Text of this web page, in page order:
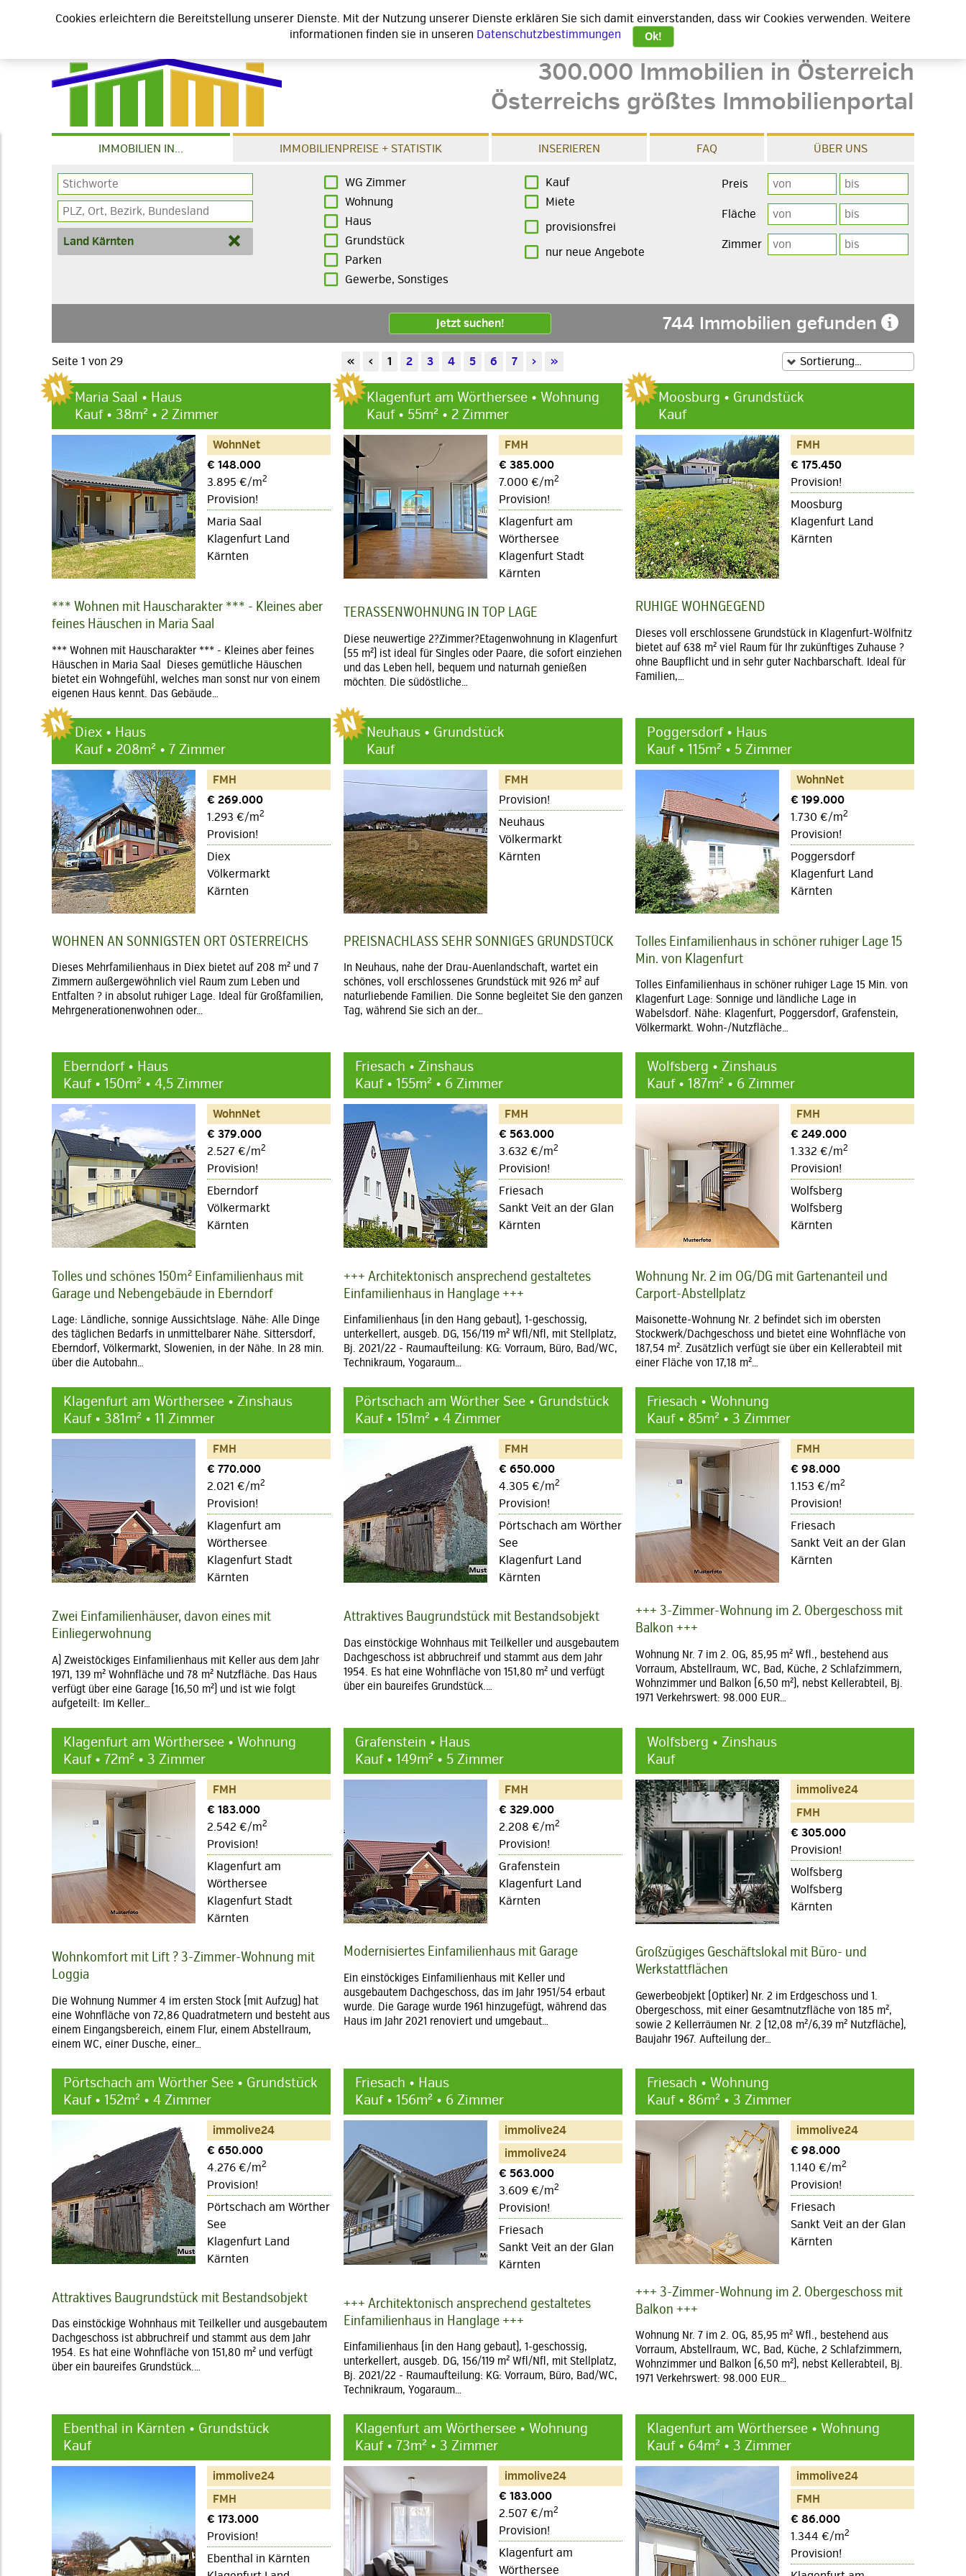
300.000 Immobilien in Österreich
Österreichs größtes Immobilienportal
IMMOBILIEN IN... IMMOBILIENPREISE + STATISTIK INSERIEREN FAQ ÜBER UNS
Land Kärnten
WG Zimmer
Wohnung
Haus
Grundstück
Parken
Gewerbe, Sonstiges
Kauf
Miete
provisionsfrei
nur neue Angebote
Preis
Fläche
Zimmer
Jetzt suchen! 744 Immobilien gefunden
Seite 1 von 29 « ‹ 1 2 3 4 5 6 7 › »
Maria Saal • Haus
Kauf • 38m² • 2 Zimmer
WohnNet
€ 148.000
3.895 €/m2
Provision!
Maria Saal
Klagenfurt Land
Kärnten
*** Wohnen mit Hauscharakter *** - Kleines aber
feines Häuschen in Maria Saal
*** Wohnen mit Hauscharakter *** - Kleines aber feines
Häuschen in Maria Saal Dieses gemütliche Häuschen
bietet ein Wohngefühl, welches man sonst nur von einem
eigenen Haus kennt. Das Gebäude…
Klagenfurt am Wörthersee • Wohnung
Kauf • 55m² • 2 Zimmer
FMH
€ 385.000
7.000 €/m2
Provision!
Klagenfurt am
Wörthersee
Klagenfurt Stadt
Kärnten
TERASSENWOHNUNG IN TOP LAGE
Diese neuwertige 2?Zimmer?Etagenwohnung in Klagenfurt
(55 m²) ist ideal für Singles oder Paare, die sofort einziehen
und das Leben hell, bequem und naturnah genießen
möchten. Die südöstliche…
Moosburg • Grundstück
Kauf
FMH
€ 175.450
Provision!
Moosburg
Klagenfurt Land
Kärnten
RUHIGE WOHNGEGEND
Dieses voll erschlossene Grundstück in Klagenfurt-Wölfnitz
bietet auf 638 m² viel Raum für Ihr zukünftiges Zuhause ?
ohne Baupflicht und in sehr guter Nachbarschaft. Ideal für
Familien,…
Diex • Haus
Kauf • 208m² • 7 Zimmer
FMH
€ 269.000
1.293 €/m2
Provision!
Diex
Völkermarkt
Kärnten
WOHNEN AN SONNIGSTEN ORT ÖSTERREICHS
Dieses Mehrfamilienhaus in Diex bietet auf 208 m² und 7
Zimmern außergewöhnlich viel Raum zum Leben und
Entfalten ? in absolut ruhiger Lage. Ideal für Großfamilien,
Mehrgenerationenwohnen oder…
Neuhaus • Grundstück
Kauf
FMH
Provision!
Neuhaus
Völkermarkt
Kärnten
PREISNACHLASS SEHR SONNIGES GRUNDSTÜCK
In Neuhaus, nahe der Drau-Auenlandschaft, wartet ein
schönes, voll erschlossenes Grundstück mit 926 m² auf
naturliebende Familien. Die Sonne begleitet Sie den ganzen
Tag, während Sie sich an der…
Poggersdorf • Haus
Kauf • 115m² • 5 Zimmer
WohnNet
€ 199.000
1.730 €/m2
Provision!
Poggersdorf
Klagenfurt Land
Kärnten
Tolles Einfamilienhaus in schöner ruhiger Lage 15
Min. von Klagenfurt
Tolles Einfamilienhaus in schöner ruhiger Lage 15 Min. von
Klagenfurt Lage: Sonnige und ländliche Lage in
Wabelsdorf. Nähe: Klagenfurt, Poggersdorf, Grafenstein,
Völkermarkt. Wohn-/Nutzfläche…
Eberndorf • Haus
Kauf • 150m² • 4,5 Zimmer
WohnNet
€ 379.000
2.527 €/m2
Provision!
Eberndorf
Völkermarkt
Kärnten
Tolles und schönes 150m² Einfamilienhaus mit
Garage und Nebengebäude in Eberndorf
Lage: Ländliche, sonnige Aussichtslage. Nähe: Alle Dinge
des täglichen Bedarfs in unmittelbarer Nähe. Sittersdorf,
Eberndorf, Völkermarkt, Slowenien, in der Nähe. In 28 min.
über die Autobahn…
Friesach • Zinshaus
Kauf • 155m² • 6 Zimmer
FMH
€ 563.000
3.632 €/m2
Provision!
Friesach
Sankt Veit an der Glan
Kärnten
+++ Architektonisch ansprechend gestaltetes
Einfamilienhaus in Hanglage +++
Einfamilienhaus (in den Hang gebaut), 1-geschossig,
unterkellert, ausgeb. DG, 156/119 m² Wfl/Nfl, mit Stellplatz,
Bj. 2021/22 - Raumaufteilung: KG: Vorraum, Büro, Bad/WC,
Technikraum, Yogaraum…
Wolfsberg • Zinshaus
Kauf • 187m² • 6 Zimmer
FMH
€ 249.000
1.332 €/m2
Provision!
Wolfsberg
Wolfsberg
Kärnten
Wohnung Nr. 2 im OG/DG mit Gartenanteil und
Carport-Abstellplatz
Maisonette-Wohnung Nr. 2 befindet sich im obersten
Stockwerk/Dachgeschoss und bietet eine Wohnfläche von
187,54 m². Zusätzlich verfügt sie über ein Kellerabteil mit
einer Fläche von 17,18 m²…
Klagenfurt am Wörthersee • Zinshaus
Kauf • 381m² • 11 Zimmer
FMH
€ 770.000
2.021 €/m2
Provision!
Klagenfurt am
Wörthersee
Klagenfurt Stadt
Kärnten
Zwei Einfamilienhäuser, davon eines mit
Einliegerwohnung
A) Zweistöckiges Einfamilienhaus mit Keller aus dem Jahr
1971, 139 m² Wohnfläche und 78 m² Nutzfläche. Das Haus
verfügt über eine Garage (16,50 m²) und ist wie folgt
aufgeteilt: Im Keller…
Pörtschach am Wörther See • Grundstück
Kauf • 151m² • 4 Zimmer
FMH
€ 650.000
4.305 €/m2
Provision!
Pörtschach am Wörther
See
Klagenfurt Land
Kärnten
Attraktives Baugrundstück mit Bestandsobjekt
Das einstöckige Wohnhaus mit Teilkeller und ausgebautem
Dachgeschoss ist abbruchreif und stammt aus dem Jahr
1954. Es hat eine Wohnfläche von 151,80 m² und verfügt
über ein baureifes Grundstück.…
Friesach • Wohnung
Kauf • 85m² • 3 Zimmer
FMH
€ 98.000
1.153 €/m2
Provision!
Friesach
Sankt Veit an der Glan
Kärnten
+++ 3-Zimmer-Wohnung im 2. Obergeschoss mit
Balkon +++
Wohnung Nr. 7 im 2. OG, 85,95 m² Wfl., bestehend aus
Vorraum, Abstellraum, WC, Bad, Küche, 2 Schlafzimmern,
Wohnzimmer und Balkon (6,50 m²), nebst Kellerabteil, Bj.
1971 Verkehrswert: 98.000 EUR…
Klagenfurt am Wörthersee • Wohnung
Kauf • 72m² • 3 Zimmer
FMH
€ 183.000
2.542 €/m2
Provision!
Klagenfurt am
Wörthersee
Klagenfurt Stadt
Kärnten
Wohnkomfort mit Lift ? 3-Zimmer-Wohnung mit
Loggia
Die Wohnung Nummer 4 im ersten Stock (mit Aufzug) hat
eine Wohnfläche von 72,86 Quadratmetern und besteht aus
einem Eingangsbereich, einem Flur, einem Abstellraum,
einem WC, einer Dusche, einer…
Grafenstein • Haus
Kauf • 149m² • 5 Zimmer
FMH
€ 329.000
2.208 €/m2
Provision!
Grafenstein
Klagenfurt Land
Kärnten
Modernisiertes Einfamilienhaus mit Garage
Ein einstöckiges Einfamilienhaus mit Keller und
ausgebautem Dachgeschoss, das im Jahr 1951/54 erbaut
wurde. Die Garage wurde 1961 hinzugefügt, während das
Haus im Jahr 2021 renoviert und umgebaut…
Wolfsberg • Zinshaus
Kauf
immolive24
FMH
€ 305.000
Provision!
Wolfsberg
Wolfsberg
Kärnten
Großzügiges Geschäftslokal mit Büro- und
Werkstattflächen
Gewerbeobjekt (Optiker) Nr. 2 im Erdgeschoss und 1.
Obergeschoss, mit einer Gesamtnutzfläche von 185 m²,
sowie 2 Kellerräumen Nr. 2 (12,08 m²/6,39 m² Nutzfläche),
Baujahr 1967. Aufteilung der…
Pörtschach am Wörther See • Grundstück
Kauf • 152m² • 4 Zimmer
immolive24
€ 650.000
4.276 €/m2
Provision!
Pörtschach am Wörther
See
Klagenfurt Land
Kärnten
Attraktives Baugrundstück mit Bestandsobjekt
Das einstöckige Wohnhaus mit Teilkeller und ausgebautem
Dachgeschoss ist abbruchreif und stammt aus dem Jahr
1954. Es hat eine Wohnfläche von 151,80 m² und verfügt
über ein baureifes Grundstück.…
Friesach • Haus
Kauf • 156m² • 6 Zimmer
immolive24
immolive24
€ 563.000
3.609 €/m2
Provision!
Friesach
Sankt Veit an der Glan
Kärnten
+++ Architektonisch ansprechend gestaltetes
Einfamilienhaus in Hanglage +++
Einfamilienhaus (in den Hang gebaut), 1-geschossig,
unterkellert, ausgeb. DG, 156/119 m² Wfl/Nfl, mit Stellplatz,
Bj. 2021/22 - Raumaufteilung: KG: Vorraum, Büro, Bad/WC,
Technikraum, Yogaraum…
Friesach • Wohnung
Kauf • 86m² • 3 Zimmer
immolive24
€ 98.000
1.140 €/m2
Provision!
Friesach
Sankt Veit an der Glan
Kärnten
+++ 3-Zimmer-Wohnung im 2. Obergeschoss mit
Balkon +++
Wohnung Nr. 7 im 2. OG, 85,95 m² Wfl., bestehend aus
Vorraum, Abstellraum, WC, Bad, Küche, 2 Schlafzimmern,
Wohnzimmer und Balkon (6,50 m²), nebst Kellerabteil, Bj.
1971 Verkehrswert: 98.000 EUR…
Ebenthal in Kärnten • Grundstück
Kauf
immolive24
FMH
€ 173.000
Provision!
Ebenthal in Kärnten
Klagenfurt am Wörthersee • Wohnung
Kauf • 73m² • 3 Zimmer
immolive24
€ 183.000
2.507 €/m2
Provision!
Klagenfurt am
Wörthersee
Klagenfurt am Wörthersee • Wohnung
Kauf • 64m² • 3 Zimmer
immolive24
FMH
€ 86.000
1.344 €/m2
Provision!
Cookies erleichtern die Bereitstellung unserer Dienste. Mit der Nutzung unserer Dienste erklären Sie sich damit einverstanden, dass wir Cookies verwenden. Weitere
informationen finden sie in unseren Datenschutzbestimmungen Ok!